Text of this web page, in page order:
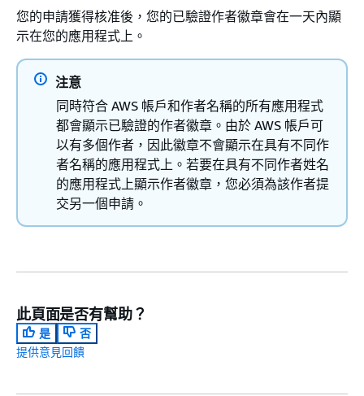
您的申請獲得核准後，您的已驗證作者徽章會在一天內顯
示在您的應用程式上。
注意
同時符合 AWS 帳戶和作者名稱的所有應用程式
都會顯示已驗證的作者徽章。由於 AWS 帳戶可
以有多個作者，因此徽章不會顯示在具有不同作
者名稱的應用程式上。若要在具有不同作者姓名
的應用程式上顯示作者徽章，您必須為該作者提
交另一個申請。
此頁面是否有幫助？
是
否
提供意見回饋